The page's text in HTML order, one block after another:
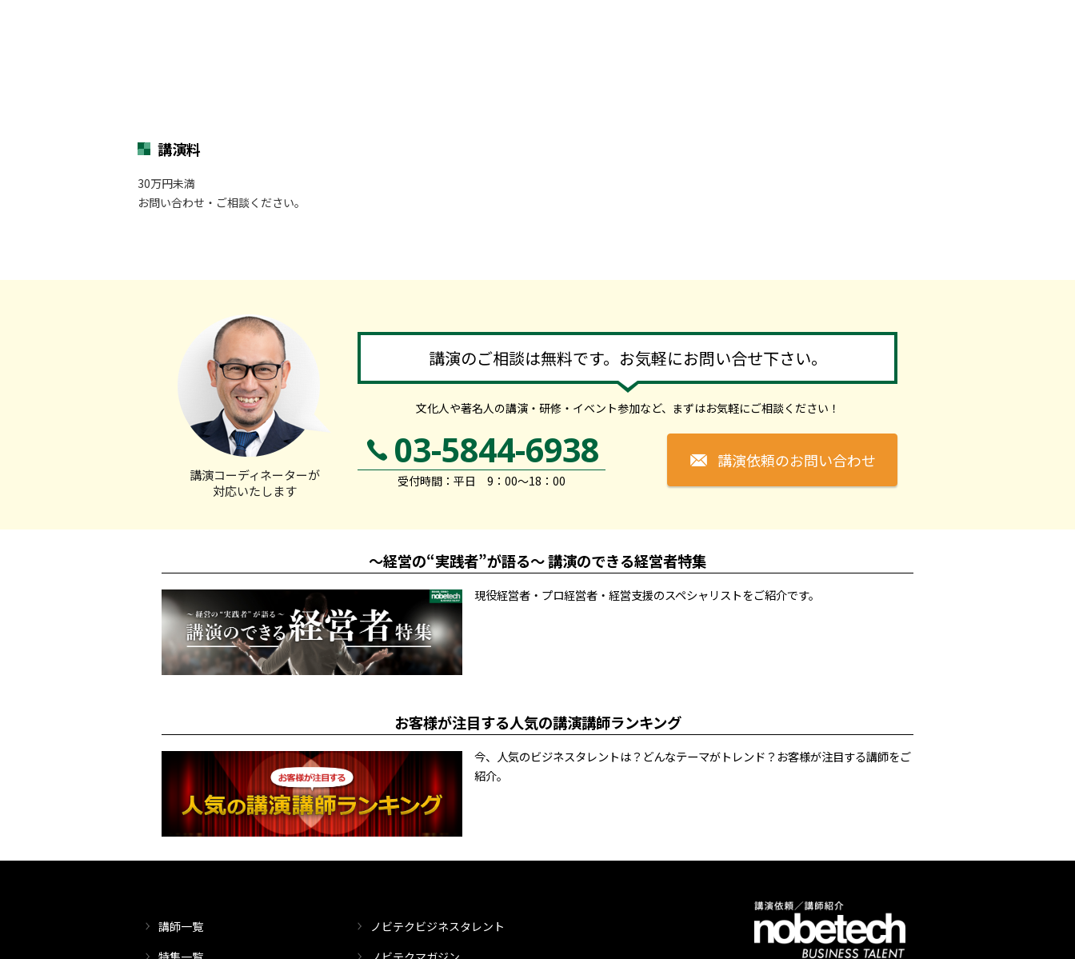
講演料
30万円未満
お問い合わせ・ご相談ください。
講演のご相談は無料です。お気軽にお問い合せ下さい。
文化人や著名人の講演・研修・イベント参加など、 まずはお気軽にご相談ください！
講演コーディネーターが
対応いたします
03-5844-6938
受付時間：平日 9：00～18：00
講演依頼のお問い合わせ
～経営の“実践者”が語る～ 講演のできる経営者特集
現役経営者・プロ経営者・経営支援のスペシャリストをご紹介です。
お客様が注目する人気の講演講師ランキング
今、人気のビジネスタレントは？どんなテーマがトレンド？お客様が注目する講師をご
紹介。
講師一覧
ノビテクビジネスタレント